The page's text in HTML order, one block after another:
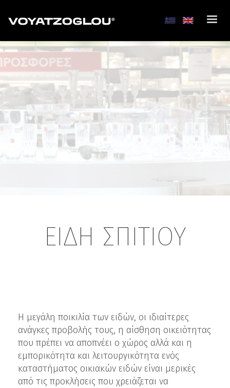
ΕΙΔΗ ΣΠΙΤΙΟΥ
Η μεγάλη ποικιλία των ειδών, οι ιδιαίτερες
ανάγκες προβολής τους, η αίσθηση οικειότητας
που πρέπει να αποπνέει ο χώρος αλλά και η
εμπορικότητα και λειτουργικότητα ενός
καταστήματος οικιακών ειδών είναι μερικές
από τις προκλήσεις που χρειάζεται να